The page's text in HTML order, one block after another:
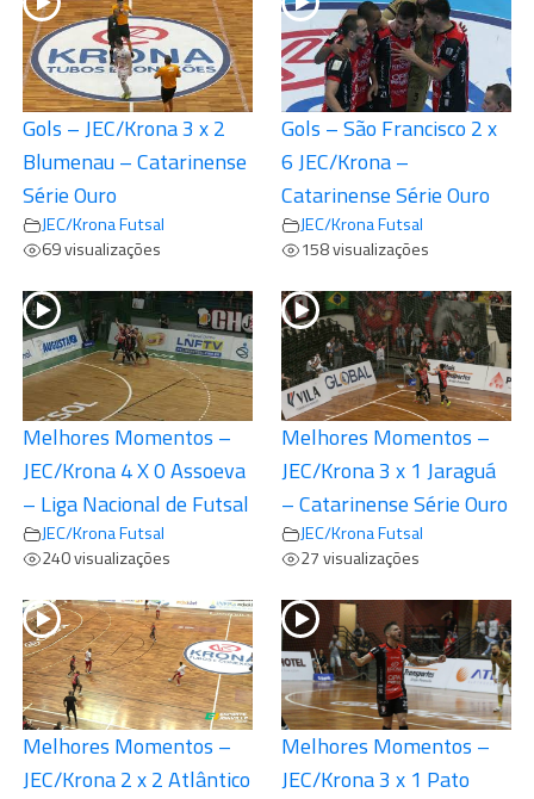
Gols – JEC/Krona 3 x 2
Blumenau – Catarinense
Série Ouro
JEC/Krona Futsal
69 visualizações
Gols – São Francisco 2 x
6 JEC/Krona –
Catarinense Série Ouro
JEC/Krona Futsal
158 visualizações
Melhores Momentos –
JEC/Krona 4 X 0 Assoeva
– Liga Nacional de Futsal
JEC/Krona Futsal
240 visualizações
Melhores Momentos –
JEC/Krona 3 x 1 Jaraguá
– Catarinense Série Ouro
JEC/Krona Futsal
27 visualizações
Melhores Momentos –
JEC/Krona 2 x 2 Atlântico
Melhores Momentos –
JEC/Krona 3 x 1 Pato